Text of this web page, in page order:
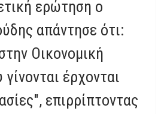
ερώτηση ο
απάντησε ότι:
Οικονομική
έρχονται
επιρρίπτοντας